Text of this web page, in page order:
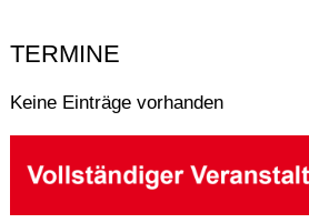
TERMINE
Keine Einträge vorhanden